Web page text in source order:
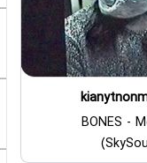
BONES -